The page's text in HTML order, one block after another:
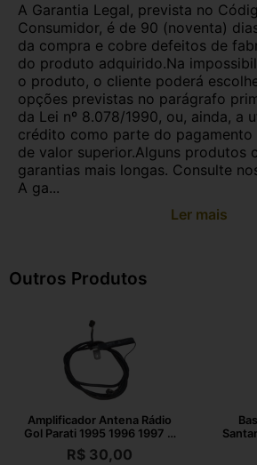
A Garantia Legal, prevista no
Consumidor, é de 90 (noventa)
da compra e cobre defeitos de
do produto adquirido.Na
o produto, o cliente poderá
opções previstas no parágrafo
da Lei nº 8.078/1990, ou, ainda, a
crédito como parte do
de valor superior.Alguns produtos
garantias mais longas. Consulte
A ga...
Ler mais
Outros Produtos
Amplificador Antena Rádio
Gol Parati 1995 1996 1997 A
2002
R$ 30,00